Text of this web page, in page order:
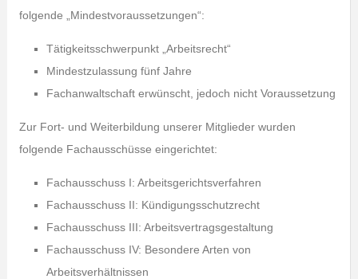
folgende „Mindestvoraussetzungen“:
Tätigkeitsschwerpunkt „Arbeitsrecht“
Mindestzulassung fünf Jahre
Fachanwaltschaft erwünscht, jedoch nicht Voraussetzung
Zur Fort- und Weiterbildung unserer Mitglieder wurden
folgende Fachausschüsse eingerichtet:
Fachausschuss I: Arbeitsgerichtsverfahren
Fachausschuss II: Kündigungsschutzrecht
Fachausschuss III: Arbeitsvertragsgestaltung
Fachausschuss IV: Besondere Arten von
Arbeitsverhältnissen